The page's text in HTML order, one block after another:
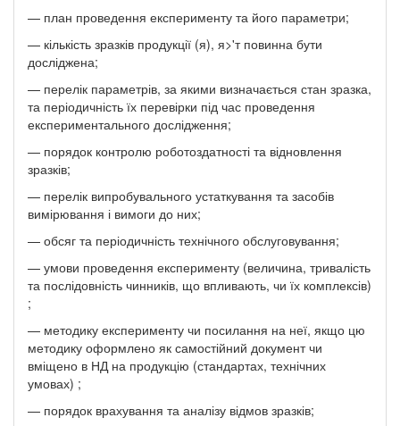
— план проведення експерименту та його параметри;
— кількість зразків продукції (я), я>'т повинна бути
досліджена;
— перелік параметрів, за якими визначається стан зразка,
та періодичність їх перевірки під час проведення
експериментального дослідження;
— порядок контролю роботоздатності та відновлення
зразків;
— перелік випробувального устаткування та засобів
вимірювання і вимоги до них;
— обсяг та періодичність технічного обслуговування;
— умови проведення експерименту (величина, тривалість
та послідовність чинників, що впливають, чи їх комплексів)
;
— методику експерименту чи посилання на неї, якщо цю
методику оформлено як самостійний документ чи
вміщено в НД на продукцію (стандартах, технічних
умовах) ;
— порядок врахування та аналізу відмов зразків;